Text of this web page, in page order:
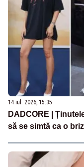
14 iul. 2026, 15:35
DADCORE |
să se simtă ca o